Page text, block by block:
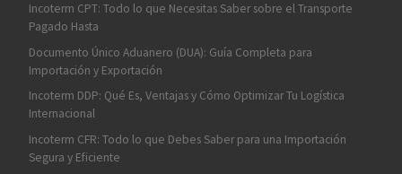
Incoterm CPT: Todo lo que Necesitas Saber sobre el Transporte
Pagado Hasta
Documento Único Aduanero (DUA): Guía Completa para
Importación y Exportación
Incoterm DDP: Qué Es, Ventajas y Cómo Optimizar Tu Logística
Internacional
Incoterm CFR: Todo lo que Debes Saber para una Importación
Segura y Eficiente